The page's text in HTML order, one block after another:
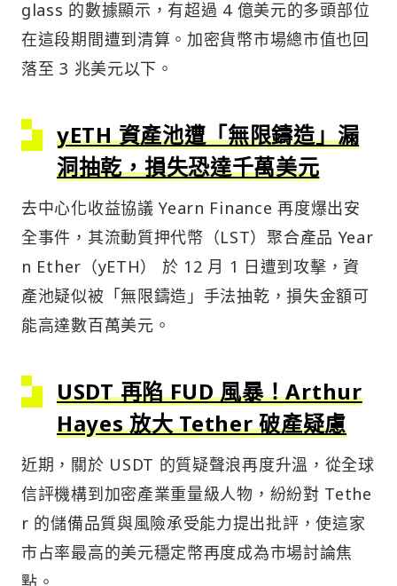
glass 的數據顯示，有超過 4 億美元的多頭部位
在這段期間遭到清算。加密貨幣市場總市值也回
落至 3 兆美元以下。
yETH 資產池遭「無限鑄造」漏
洞抽乾，損失恐達千萬美元
去中心化收益協議 Yearn Finance 再度爆出安
全事件，其流動質押代幣（LST）聚合產品 Year
n Ether（yETH） 於 12 月 1 日遭到攻擊，資
產池疑似被「無限鑄造」手法抽乾，損失金額可
能高達數百萬美元。
USDT 再陷 FUD 風暴！Arthur
Hayes 放大 Tether 破產疑慮
近期，關於 USDT 的質疑聲浪再度升溫，從全球
信評機構到加密產業重量級人物，紛紛對 Tethe
r 的儲備品質與風險承受能力提出批評，使這家
市占率最高的美元穩定幣再度成為市場討論焦
點。